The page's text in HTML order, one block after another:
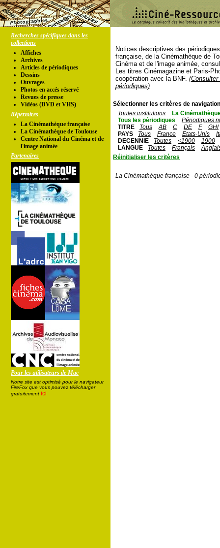
Recherches spécifiques dans les
collections
Affiches
Archives
Articles de périodiques
Dessins
Ouvrages
Photos en accés réservé
Revues de presse
Vidéos (DVD et VHS)
Répertoires
La Cinémathèque française
La Cinémathèque de Toulouse
Centre National du Cinéma et de
l'image animée
Partenaires
Pour les utilisateurs de Mac
Notre site est optimisé pour le navigateur
FireFox que vous pouvez télécharger
gratuitement ici
Notices descriptives des
française, de la Cinémathèque de
Cinéma et de l'image animée,
Les titres Cinémagazine et Paris-
coopération avec la BNF.
périodiques)
Sélectionner les critères de
Toutes institutions
La
Tous les périodiques
Périodiques
TITRE
Tous AB C DE F
GHI
PAYS
Tous France Etats-Unis
DECENNIE
Toutes <1900
1900
LANGUE
Toutes Français
Réinitialiser les critères
La Cinémathèque française - 0